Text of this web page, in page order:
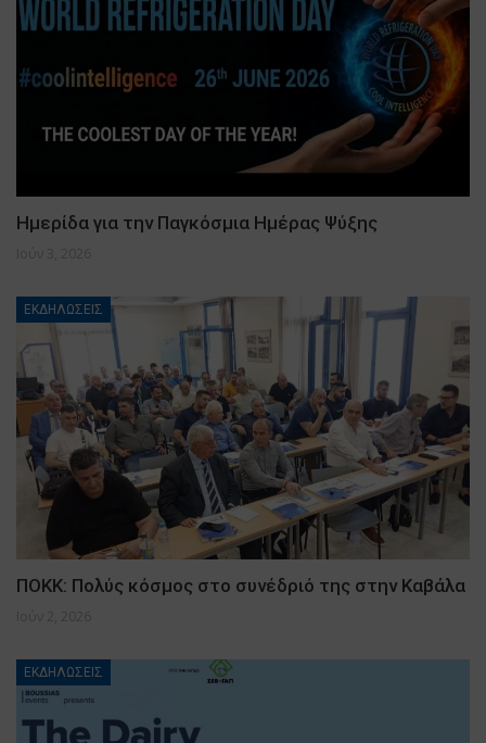
Ημερίδα για την Παγκόσμια Ημέρας Ψύξης
Ιούν 3, 2026
ΕΚΔΗΛΩΣΕΙΣ
ΠΟΚΚ: Πολύς κόσμος στο συνέδριό της στην Καβάλα
Ιούν 2, 2026
ΕΚΔΗΛΩΣΕΙΣ